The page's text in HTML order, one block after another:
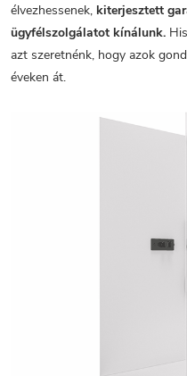
élvezhessenek, kiterjesztett
ügyfélszolgálatot kínálunk.
azt szeretnénk, hogy azok
éveken át.